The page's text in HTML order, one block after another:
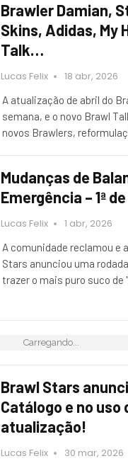
Brawler Damian,
Skins, Adidas, My
Talk…
Lucas Felix 18 abr, 2026
A atualização de abril do
semana, e o novo Brawl
novos Brawlers,
Mudanças de
Emergência – 1ª
Lucas Felix 1 abr, 2026
A comunidade reclamou e
Stars anunciou uma
trazer o mais puro suco de
Carregando...
Brawl Stars
Catálogo e no uso
atualização!
Lucas Felix 30 mar, 2026